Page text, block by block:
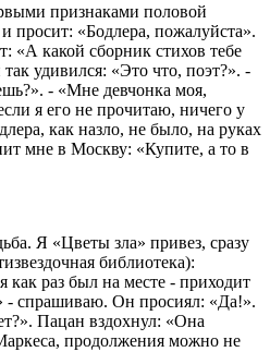
признаками половой
просит: «Бодлера, пожалуйста».
какой сборник стихов тебе
удивился: «Это что, поэт?». -
- «Мне девчонка моя,
я его не прочитаю, ничего у
как назло, не было, на руках
мне в Москву: «Купите, а то в
Я «Цветы зла» привез, сразу
библиотека):
как раз был на месте - приходит
- спрашиваю. Он просиял: «Да!».
Пацан вздохнул: «Она
продолжения можно не